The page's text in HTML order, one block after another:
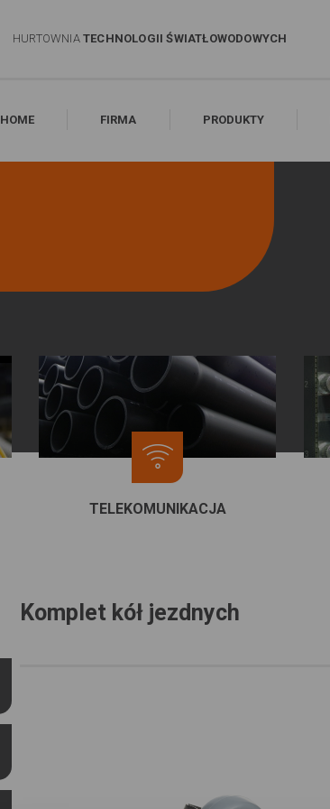
HURTOWNIA TECHNOLOGII ŚWIATŁOWODOWYCH
HOME FIRMA PRODUKTY
TELEKOMUNIKACJA
Komplet kół jezdnych